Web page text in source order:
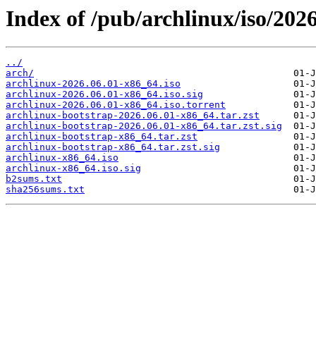
Index of /pub/archlinux/iso/
../
arch/
archlinux-2026.06.01-x86_64.iso
archlinux-2026.06.01-x86_64.iso.sig
archlinux-2026.06.01-x86_64.iso.torrent
archlinux-bootstrap-2026.06.01-x86_64.tar.zst
archlinux-bootstrap-2026.06.01-x86_64.tar.zst.sig
archlinux-bootstrap-x86_64.tar.zst
archlinux-bootstrap-x86_64.tar.zst.sig
archlinux-x86_64.iso
archlinux-x86_64.iso.sig
b2sums.txt
sha256sums.txt